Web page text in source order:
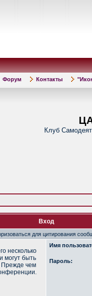
Форум Контакты
Клуб
Вход
для цитирования
несколько
могут быть
Прежде чем
Имя
Пароль: